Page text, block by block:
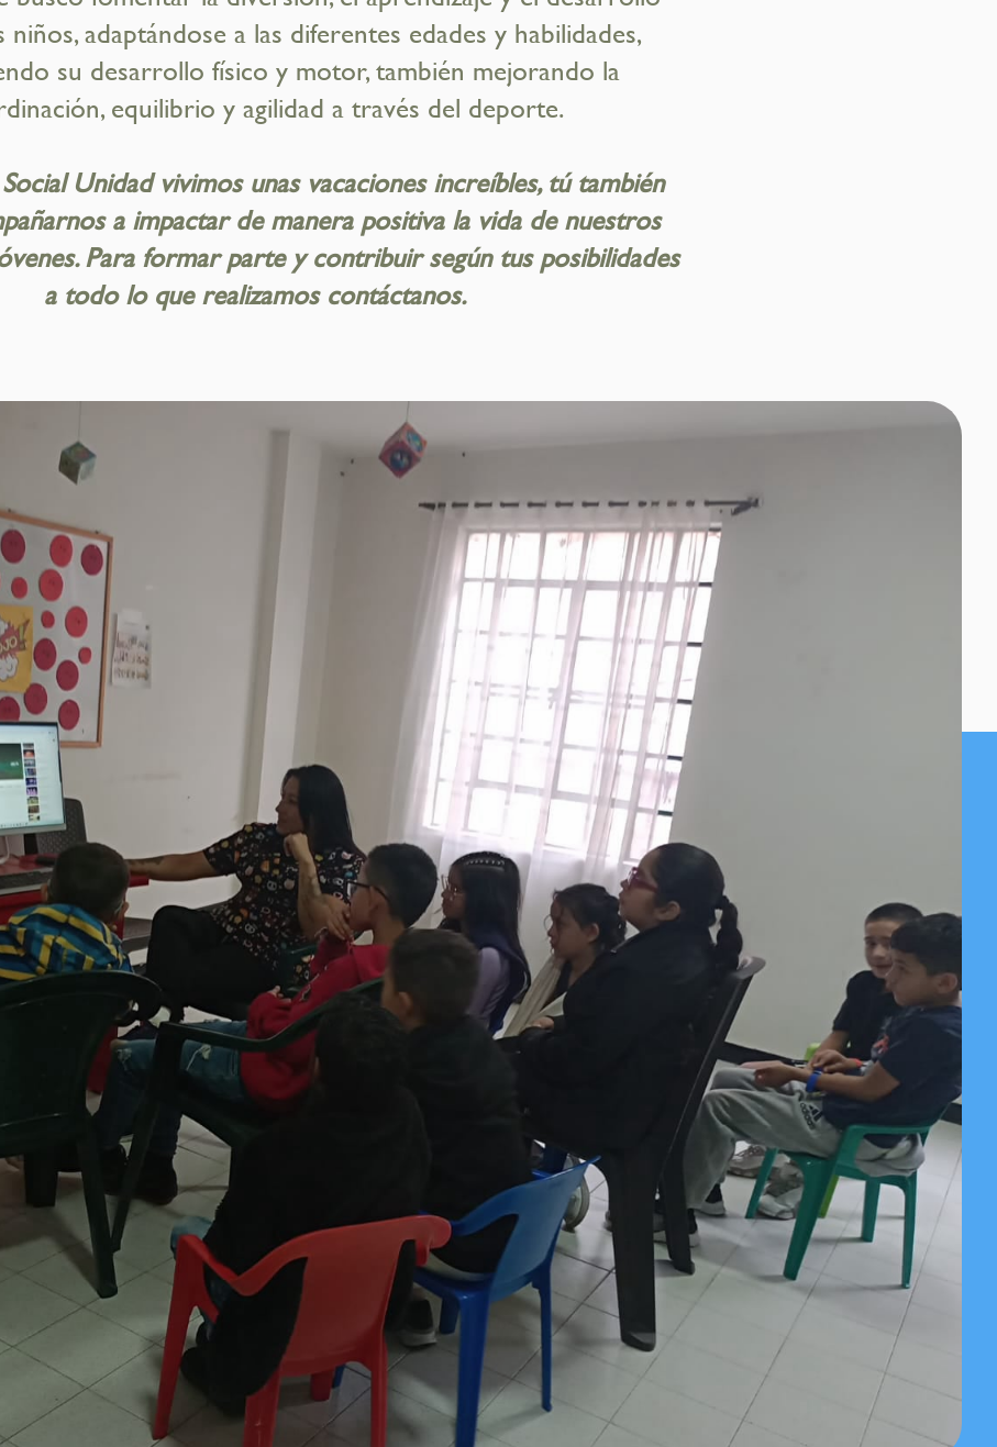
adaptándose a las diferentes edades y habilidades,
su desarrollo físico y motor, también mejorando la
equilibrio y agilidad a través del deporte.
Unidad vivimos unas vacaciones increíbles, tú también
a impactar de manera positiva la vida de nuestros
Para formar parte y contribuir según tus posibilidades
a todo lo que realizamos contáctanos.